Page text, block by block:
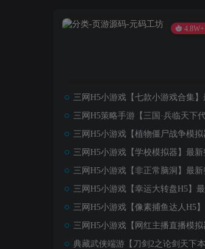
4.8W+
三网H5小游戏【七款小游戏合集
三网H5策略手游【三国·兵临天下
三网H5小游戏【植物僵尸战争模
三网H5小游戏【学校模拟器】最
三网H5小游戏【非正常脑洞】最
三网H5小游戏【幸运大转盘H5】
三网H5小游戏【像素捕鱼达人H5
三网H5小游戏【网红主播直播模
典藏武侠端游【刀剑2之论剑天下